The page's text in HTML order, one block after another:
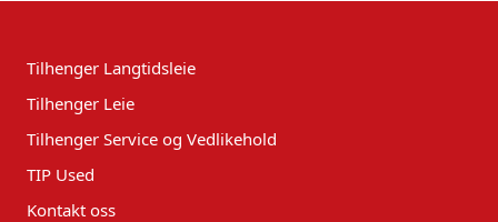
Tilhenger Langtidsleie
Tilhenger Leie
Tilhenger Service og Vedlikehold
TIP Used
Kontakt oss